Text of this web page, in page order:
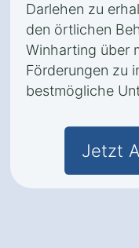
Darlehen zu
den örtlichen
Winharting über
Förderungen zu
bestmögliche
Jetzt